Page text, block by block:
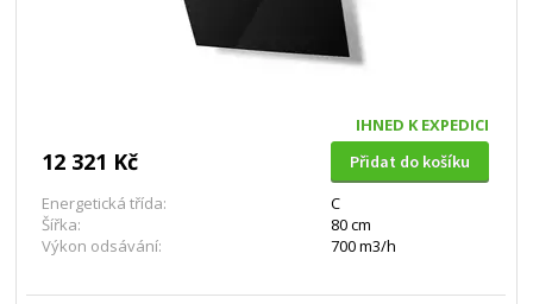
IHNED K EXPEDICI
12 321 Kč
Přidat do košíku
Energetická třída:
C
Šířka:
80 cm
Výkon odsávání:
700 m3/h